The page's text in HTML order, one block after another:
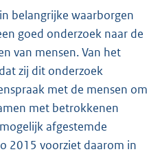
belangrijke waarborgen
goed onderzoek naar de
van mensen. Van het
zij dit onderzoek
met de mensen om
met betrokkenen
afgestemde
2015 voorziet daarom in